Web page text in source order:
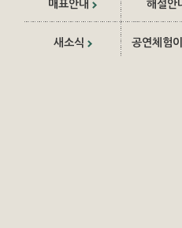
매표안내 해설안
새소식 공연체험